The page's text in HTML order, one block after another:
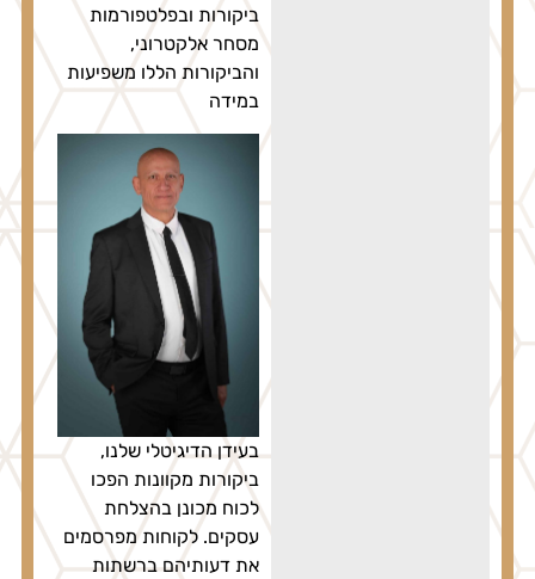
ביקורות ובפלטפורמות
מסחר אלקטרוני,
והביקורות הללו משפיעות
בעידן הדיגיטלי שלנו,
ביקורות מקוונות הפכו
לכוח מכונן בהצלחת
עסקים. לקוחות מפרסמים
את דעותיהם ברשתות